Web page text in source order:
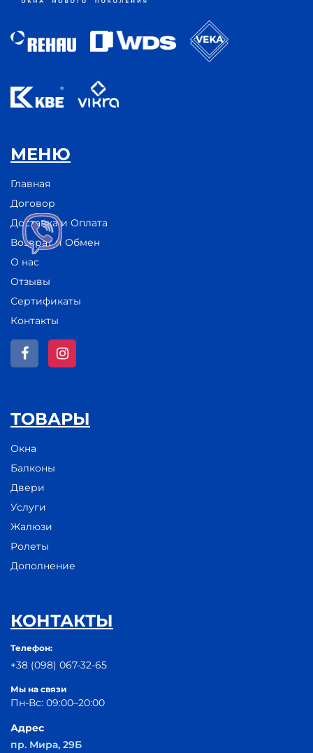
МЕНЮ
Главная
Договор
Доставка и Оплата
Возврат и Обмен
О нас
Отзывы
Сертификаты
Контакты
ТОВАРЫ
Окна
Балконы
Двери
Услуги
Жалюзи
Ролеты
Дополнение
КОНТАКТЫ
Телефон:
+38 (098) 067-32-65
Мы на связи
Пн-Вс: 09:00–20:00
Адрес
пр. Мира, 29Б